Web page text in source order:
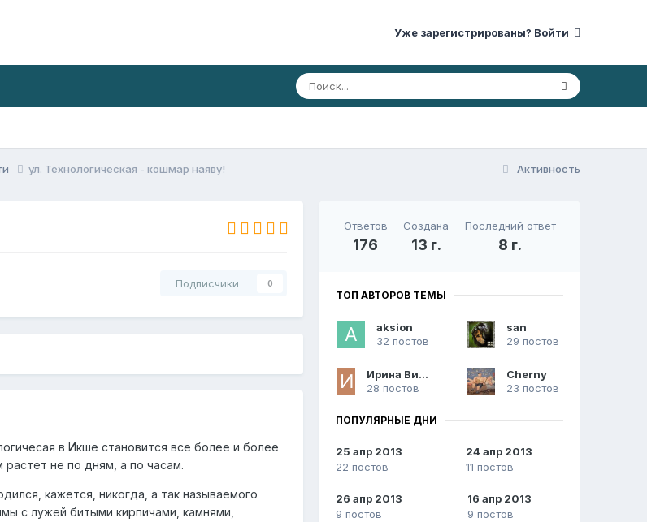
Уже зарегистрированы? Войти
Активность
ул. Технологическая - кошмар наяву!
Подписчики 0
в Икше становится все более и более
не по дням, а по часам.
кажется, никогда, а так называемого
с лужей битыми кирпичами, камнями,
Ответов
176
Создана
13 г.
Последний ответ
8 г.
ТОП АВТОРОВ ТЕМЫ
aksion
32 постов
san
29 постов
Ирина Викторовна
28 постов
Cherny
23 постов
ПОПУЛЯРНЫЕ ДНИ
25 апр 2013
22 постов
24 апр 2013
11 постов
26 апр 2013
9 постов
16 апр 2013
9 постов